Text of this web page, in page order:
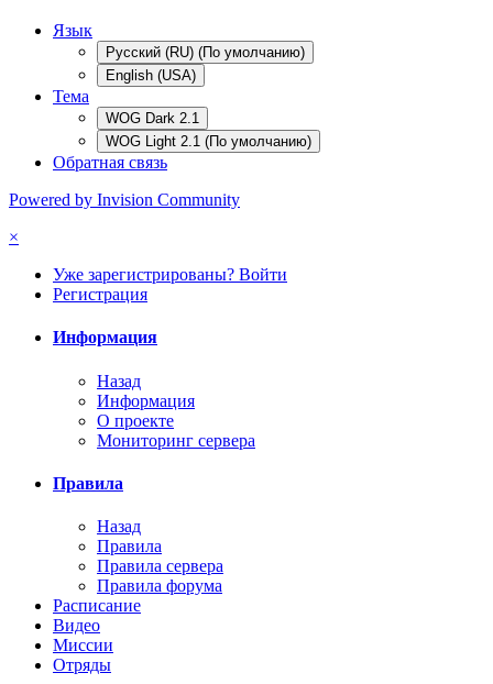
Язык
Русский (RU) (По умолчанию)
English (USA)
Тема
WOG Dark 2.1
WOG Light 2.1 (По умолчанию)
Обратная связь
Powered by Invision Community
×
Уже зарегистрированы? Войти
Регистрация
Информация
Назад
Информация
О проекте
Мониторинг сервера
Правила
Назад
Правила
Правила сервера
Правила форума
Расписание
Видео
Миссии
Отряды